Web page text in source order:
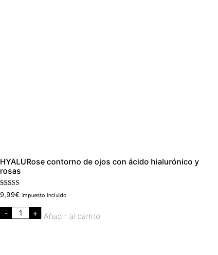
HYALURose contorno de ojos con ácido hialurónico y
rosas
Valorado con
5.00
de 5
9,99€ Impuesto incluido
- + Añadir al carrito